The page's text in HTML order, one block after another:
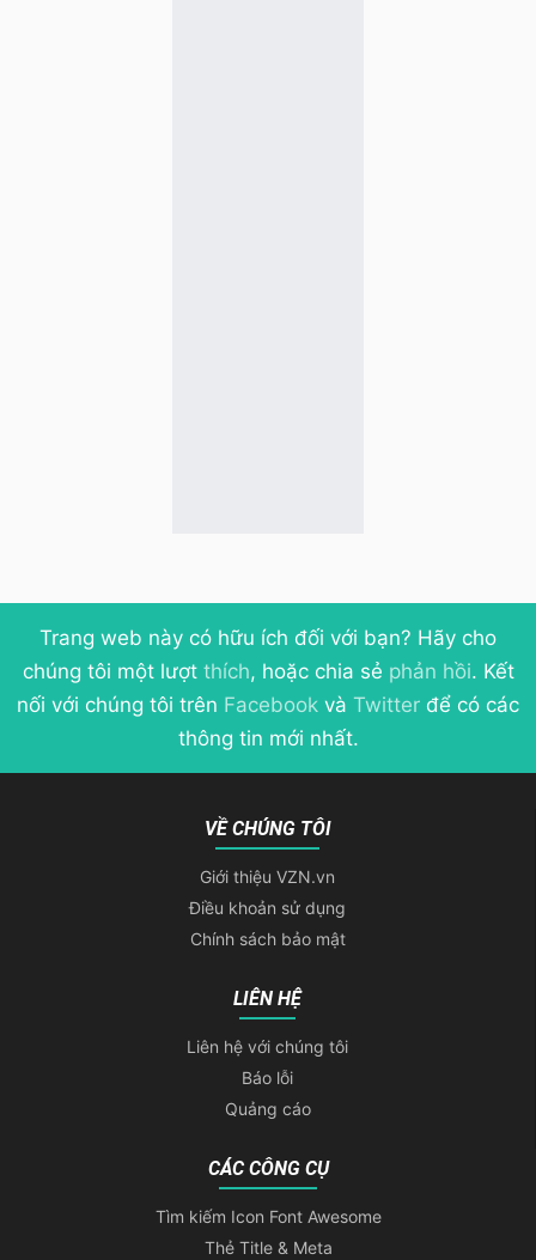
Trang web này có hữu ích đối với bạn? Hãy cho
chúng tôi một lượt thích, hoặc chia sẻ phản hồi. Kết
nối với chúng tôi trên Facebook và Twitter để có các
thông tin mới nhất.
VỀ CHÚNG TÔI
Giới thiệu VZN.vn
Điều khoản sử dụng
Chính sách bảo mật
LIÊN HỆ
Liên hệ với chúng tôi
Báo lỗi
Quảng cáo
CÁC CÔNG CỤ
Tìm kiếm Icon Font Awesome
Thẻ Title & Meta